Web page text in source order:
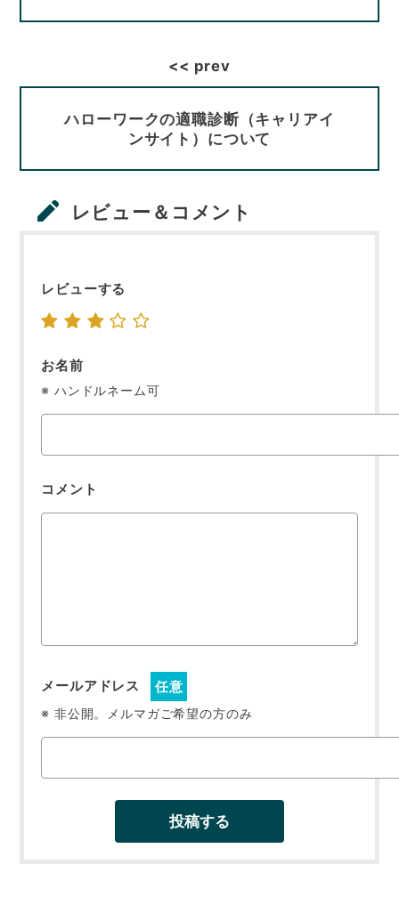
ハローワークの適職診断（キャリアイ
ンサイト）について
レビュー＆コメント
レビューする
お名前
※ ハンドルネーム可
コメント
メールアドレス 任意
※ 非公開。メルマガご希望の方のみ